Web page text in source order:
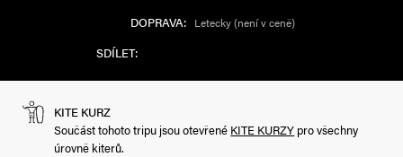
DOPRAVA: Letecky (není v ceně)
SDÍLET:
KITE KURZ
Součást tohoto tripu jsou otevřené KITE KURZY pro všechny
úrovně kiterů.